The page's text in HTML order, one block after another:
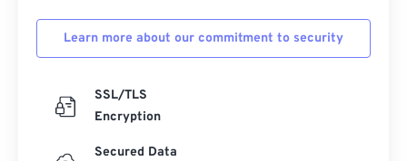
Learn more about our commitment to security
SSL/TLS
Encryption
Secured Data